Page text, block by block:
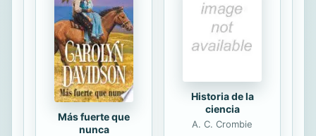
Más fuerte que
nunca
Historia de la
ciencia
A. C. Crombie